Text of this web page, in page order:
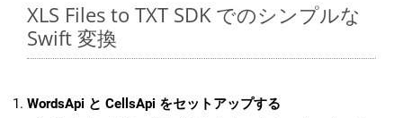
XLS Files to TXT SDK でのシンプルな
Swift 変換
WordsApi と CellsApi をセットアップする